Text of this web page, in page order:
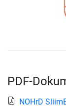
PDF-
NOHrD